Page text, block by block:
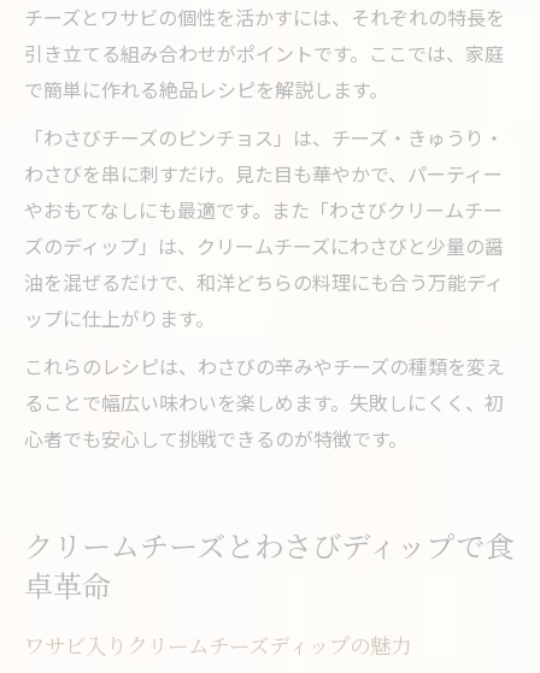
チーズとワサビの個性を活かすには、それぞれの特長を
引き立てる組み合わせがポイントです。ここでは、家庭
で簡単に作れる絶品レシピを解説します。
「わさびチーズのピンチョス」は、チーズ・きゅうり・
わさびを串に刺すだけ。見た目も華やかで、パーティー
やおもてなしにも最適です。また「わさびクリームチー
ズのディップ」は、クリームチーズにわさびと少量の醤
油を混ぜるだけで、和洋どちらの料理にも合う万能ディ
ップに仕上がります。
これらのレシピは、わさびの辛みやチーズの種類を変え
ることで幅広い味わいを楽しめます。失敗しにくく、初
心者でも安心して挑戦できるのが特徴です。
クリームチーズとわさびディップで食
卓革命
ワサビ入りクリームチーズディップの魅力